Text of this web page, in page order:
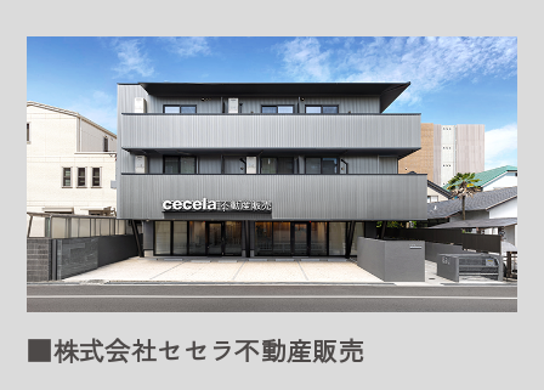
■株式会社セセラ不動産販売